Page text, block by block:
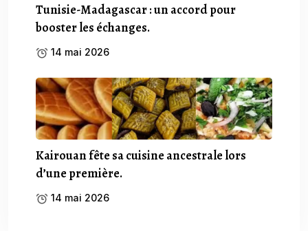
Tunisie-Madagascar : un accord pour
booster les échanges.
14 mai 2026
Kairouan fête sa cuisine ancestrale lors
d’une première.
14 mai 2026